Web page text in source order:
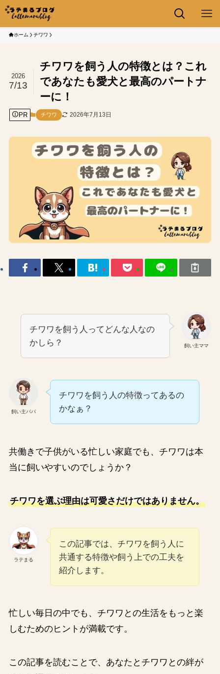
ホーム チワワ
チワワを飼う人の特徴とは？これ
であなたも愛犬と最高のパートナ
ーに！
2026
7/13
PR チワワ 2026年7月13日
飼い主ママ
チワワを飼う人ってどんな人なの
かしら？
飼い主パパ
チワワを飼う人の特徴ってあるの
かなぁ？
共働きで子供がいる忙しい家庭でも、チワワは本
当に飼いやすいのでしょうか？
チワワを選ぶ理由は可愛さだけではありません。
ラテまる
この記事では、チワワを飼う人に
共通する特徴や飼う上での工夫を
紹介します。
忙しい毎日の中でも、チワワとの生活をもっと楽
しむためのヒントが満載です。
この記事を読むことで、あなたとチワワとの絆が